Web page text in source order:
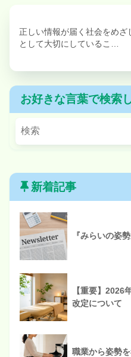
正しい情報が届く社会をめ
として大切にしているこ…
お好きな言葉で検索
新着記事
『みらいの姿
【重要】2026
改定について
職業から姿勢